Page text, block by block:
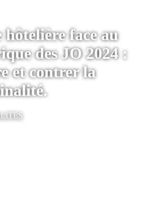
face au
des JO 2024 :
et contrer la